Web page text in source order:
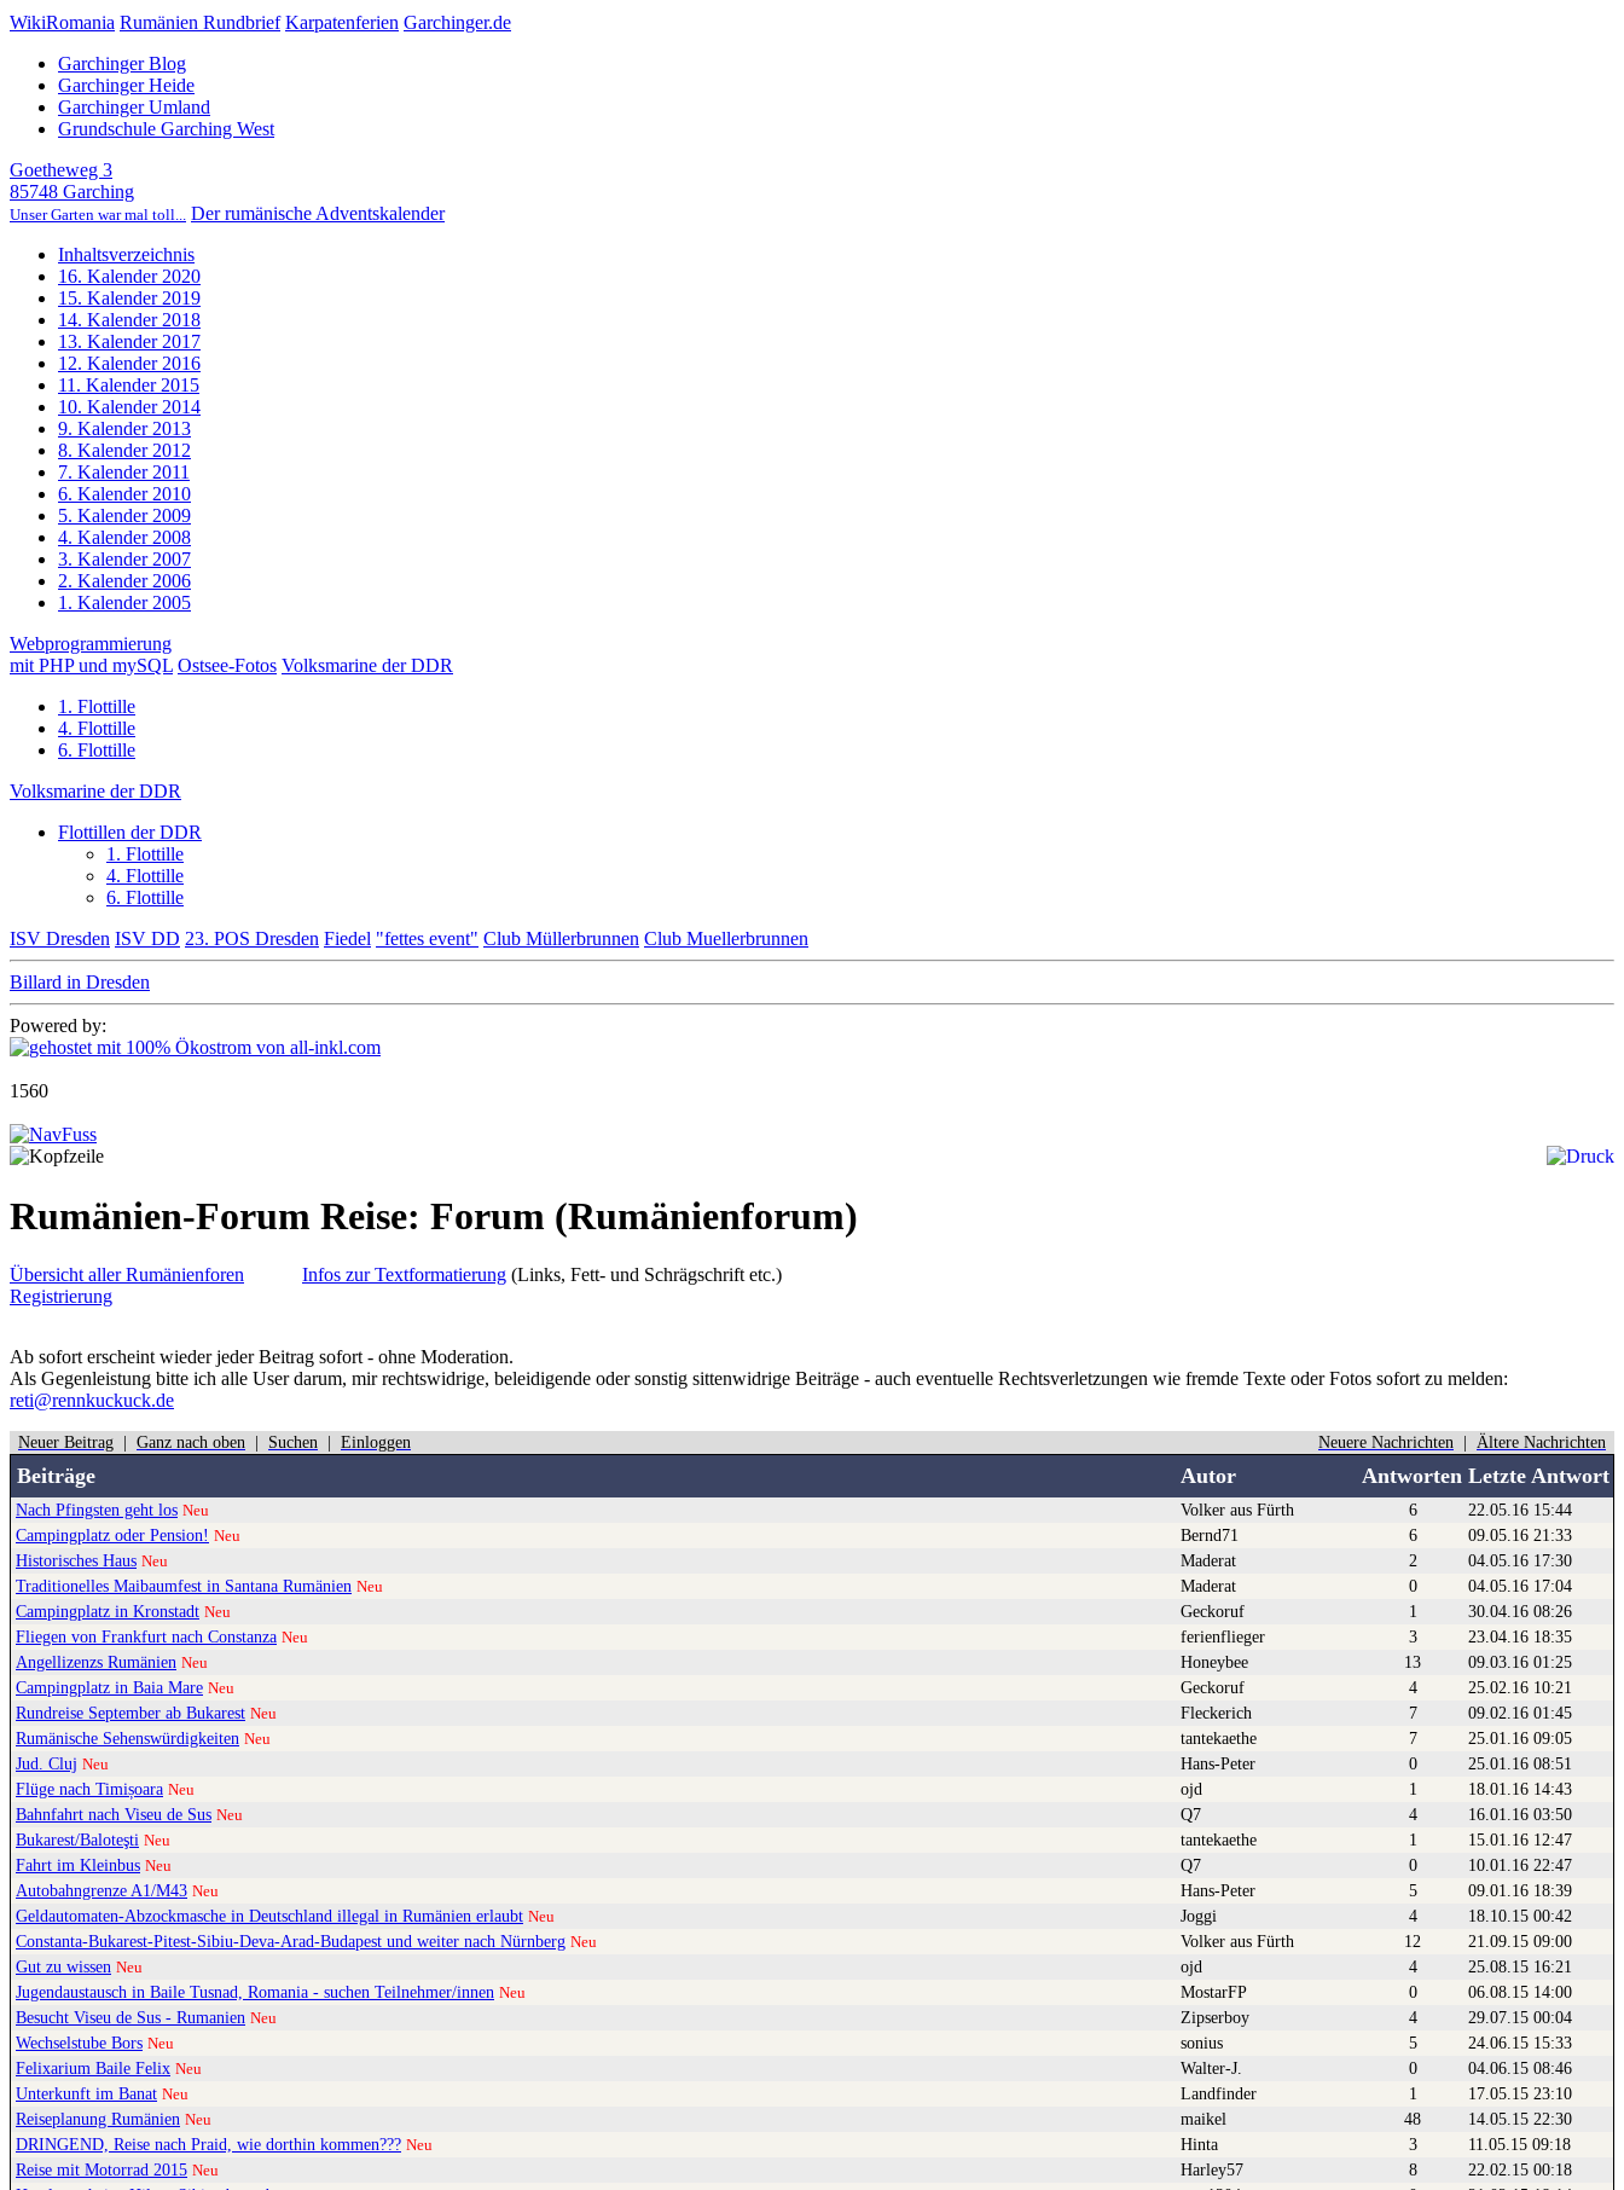
WikiRomania Rumänien Rundbrief Karpatenferien Garchinger.de
Garchinger Blog
Garchinger Heide
Garchinger Umland
Grundschule Garching West
Goetheweg 3
85748 Garching
Unser Garten war mal toll... Der rumänische Adventskalender
Inhaltsverzeichnis
16. Kalender 2020
15. Kalender 2019
14. Kalender 2018
13. Kalender 2017
12. Kalender 2016
11. Kalender 2015
10. Kalender 2014
9. Kalender 2013
8. Kalender 2012
7. Kalender 2011
6. Kalender 2010
5. Kalender 2009
4. Kalender 2008
3. Kalender 2007
2. Kalender 2006
1. Kalender 2005
Webprogrammierung
mit PHP und mySQL Ostsee-Fotos Volksmarine der DDR
1. Flottille
4. Flottille
6. Flottille
Volksmarine der DDR
Flottillen der DDR
1. Flottille
4. Flottille
6. Flottille
ISV Dresden ISV DD 23. POS Dresden Fiedel "fettes event" Club Müllerbrunnen Club Muellerbrunnen
Billard in Dresden
Powered by:
1560
Rumänien-Forum Reise: Forum (Rumänienforum)
Übersicht aller Rumänienforen
Registrierung
Infos zur Textformatierung (Links, Fett- und Schrägschrift etc.)
Ab sofort erscheint wieder jeder Beitrag sofort - ohne Moderation.
Als Gegenleistung bitte ich alle User darum, mir rechtswidrige, beleidigende oder sonstig sittenwidrige Beiträge - auch eventuelle Rechtsverletzungen wie fremde Texte oder Fotos sofort zu melden:
reti@rennkuckuck.de
Neuer Beitrag Ganz nach oben Suchen Einloggen Neuere Nachrichten Ältere Nachrichten
Beiträge Autor Antworten Letzte Antwort
Nach Pfingsten geht los Neu Volker aus Fürth 6
22.05.16 15:44
Campingplatz oder Pension! Neu Bernd71 6
09.05.16 21:33
Historisches Haus Neu Maderat 2
04.05.16 17:30
Traditionelles Maibaumfest in Santana Rumänien Neu Maderat 0
04.05.16 17:04
Campingplatz in Kronstadt Neu Geckoruf 1
30.04.16 08:26
Fliegen von Frankfurt nach Constanza Neu ferienflieger 3
23.04.16 18:35
Angellizenzs Rumänien Neu Honeybee 13
09.03.16 01:25
Campingplatz in Baia Mare Neu Geckoruf 4
25.02.16 10:21
Rundreise September ab Bukarest Neu Fleckerich 7
09.02.16 01:45
Rumänische Sehenswürdigkeiten Neu tantekaethe 7
25.01.16 09:05
Jud. Cluj Neu Hans-Peter 0
25.01.16 08:51
Flüge nach Timișoara Neu ojd 1
18.01.16 14:43
Bahnfahrt nach Viseu de Sus Neu Q7 4
16.01.16 03:50
Bukarest/Baloteşti Neu tantekaethe 1
15.01.16 12:47
Fahrt im Kleinbus Neu Q7 0
10.01.16 22:47
Autobahngrenze A1/M43 Neu Hans-Peter 5
09.01.16 18:39
Geldautomaten-Abzockmasche in Deutschland illegal in Rumänien erlaubt Neu Joggi 4
18.10.15 00:42
Constanta-Bukarest-Pitest-Sibiu-Deva-Arad-Budapest und weiter nach Nürnberg Neu Volker aus Fürth 12
21.09.15 09:00
Gut zu wissen Neu ojd 4
25.08.15 16:21
Jugendaustausch in Baile Tusnad, Romania - suchen Teilnehmer/innen Neu MostarFP 0
06.08.15 14:00
Besucht Viseu de Sus - Rumanien Neu Zipserboy 4
29.07.15 00:04
Wechselstube Bors Neu sonius 5
24.06.15 15:33
Felixarium Baile Felix Neu Walter-J. 0
04.06.15 08:46
Unterkunft im Banat Neu Landfinder 1
17.05.15 23:10
Reiseplanung Rumänien Neu maikel 48
14.05.15 22:30
DRINGEND, Reise nach Praid, wie dorthin kommen??? Neu Hinta 3
11.05.15 09:18
Reise mit Motorrad 2015 Neu Harley57 8
22.02.15 00:18